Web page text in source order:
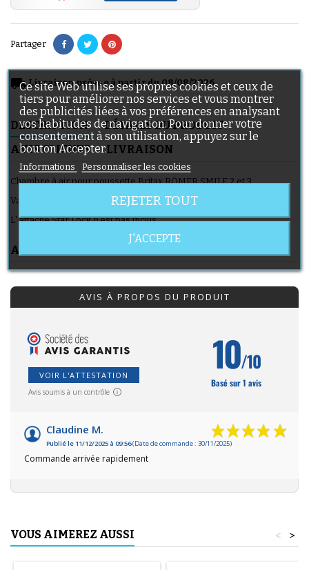
Partager
local_shippingLivraison prévue à partir du 08/08/2026
DESCRIPTION
DÉTAILS DU PRODUIT
AVIS CLIENTS
LIVRAISON
Chambre à air pour poussette Britax RÖMER SMILE 2 et 3.
Valve coudée 45x45.
L' attache Star Lock n'est pas inclus
AVIS CLIENTS
AVIS À PROPOS DU PRODUIT
VOIR L'ATTESTATION
Avis soumis à un contrôle
10/10
Basé sur 1 avis
Claudine M.
Publié le 11/12/2025 à 09:56(Date de commande : 30/11/2025)
Commande arrivée rapidement
VOUS AIMEREZ AUSSI >
<
Ce site Web utilise ses propres cookies et ceux de
tiers pour améliorer nos services et vous montrer
des publicités liées à vos préférences en analysant
vos habitudes de navigation. Pour donner votre
consentement à son utilisation, appuyez sur le
bouton Accepter.
Informations Personnaliser les cookies
REJETER TOUT
J'ACCEPTE